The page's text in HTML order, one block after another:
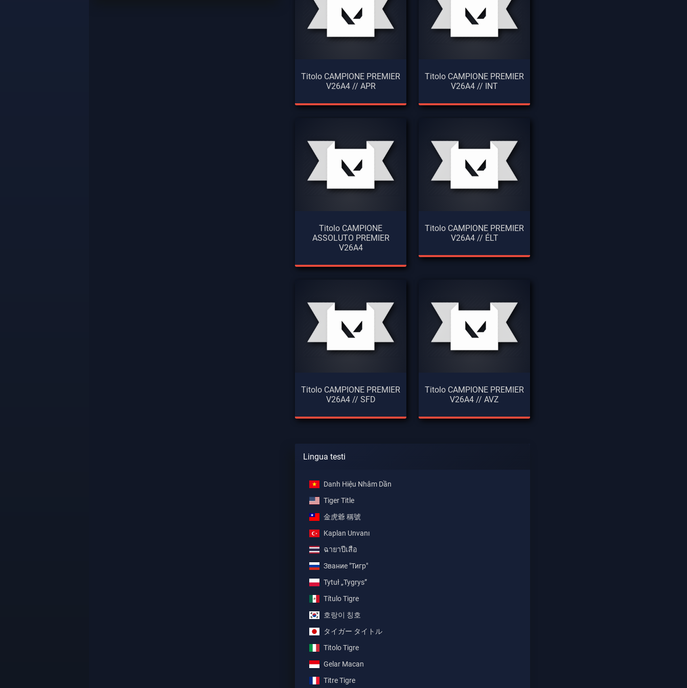
Titolo CAMPIONE PREMIER
V26A4 // APR
Titolo CAMPIONE PREMIER
V26A4 // INT
Titolo CAMPIONE
ASSOLUTO PREMIER
V26A4
Titolo CAMPIONE PREMIER
V26A4 // ÉLT
Titolo CAMPIONE PREMIER
V26A4 // SFD
Titolo CAMPIONE PREMIER
V26A4 // AVZ
Lingua testi
Danh Hiệu Nhâm Dần
Tiger Title
金虎爺 稱號
Kaplan Unvanı
ฉายาปีเสือ
Звание "Тигр"
Tytuł „Tygrys”
Título Tigre
호랑이 칭호
タイガー タイトル
Titolo Tigre
Gelar Macan
Titre Tigre